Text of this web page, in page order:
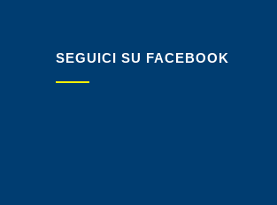
SEGUICI SU FACEBOOK